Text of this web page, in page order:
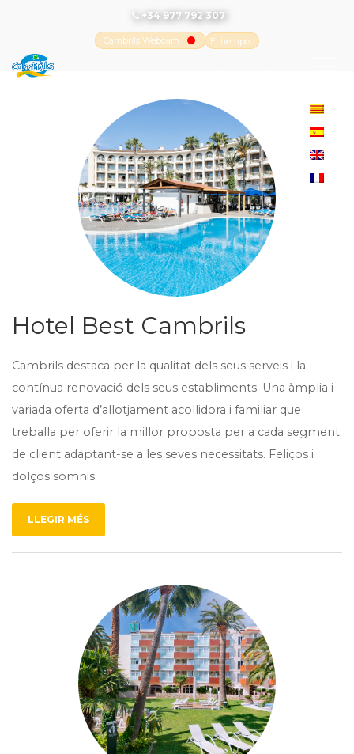
+34 977 792 307
Cambrils Webcam
El tiempo
Hotel Best Cambrils
Cambrils destaca per la qualitat dels seus serveis i la
contínua renovació dels seus establiments. Una àmplia i
variada oferta d’allotjament acollidora i familiar que
treballa per oferir la millor proposta per a cada segment
de client adaptant-se a les seves necessitats. Feliços i
dolços somnis.
LLEGIR MÉS